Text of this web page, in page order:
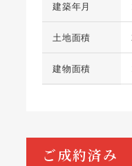
建築年月
土地面積
建物面積
ご成約済み